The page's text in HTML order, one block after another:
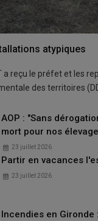
atypiques
a reçu le préfet et les
des territoires
AOP : "Sans
mort pour nos
23 juillet 2026
Partir en vacances
23 juillet 2026
Incendies en Gironde